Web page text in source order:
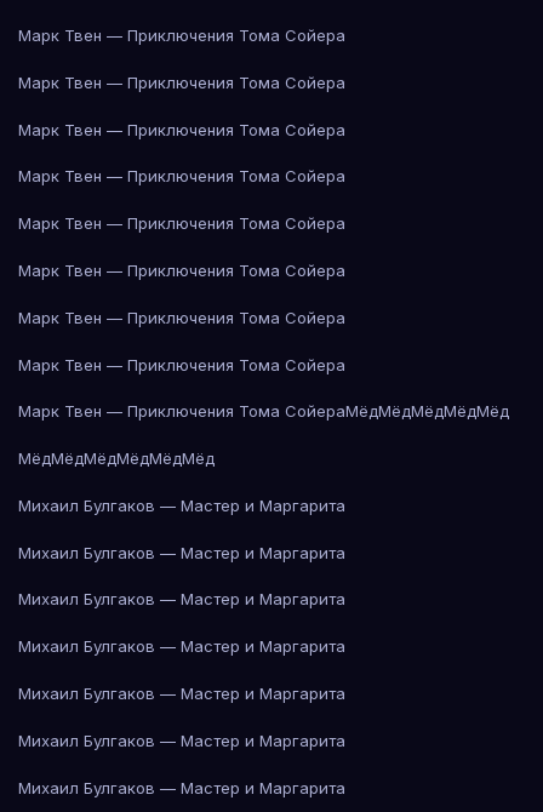
Марк Твен — Приключения Тома Сойера
Марк Твен — Приключения Тома Сойера
Марк Твен — Приключения Тома Сойера
Марк Твен — Приключения Тома Сойера
Марк Твен — Приключения Тома Сойера
Марк Твен — Приключения Тома Сойера
Марк Твен — Приключения Тома Сойера
Марк Твен — Приключения Тома Сойера
Марк Твен — Приключения Тома СойераМёдМёдМёдМёдМёд
МёдМёдМёдМёдМёдМёд
Михаил Булгаков — Мастер и Маргарита
Михаил Булгаков — Мастер и Маргарита
Михаил Булгаков — Мастер и Маргарита
Михаил Булгаков — Мастер и Маргарита
Михаил Булгаков — Мастер и Маргарита
Михаил Булгаков — Мастер и Маргарита
Михаил Булгаков — Мастер и Маргарита